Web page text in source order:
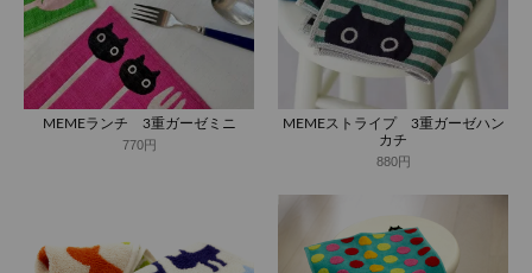
MEMEランチ 3重ガーゼミニ
770円
MEMEストライプ 3重ガーゼハン
カチ
880円